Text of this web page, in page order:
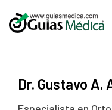
Dr. Gustavo A.